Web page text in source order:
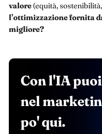
valore (equità,
l’ottimizzazione fornita
migliore?
Con l'IA
nel
po' qui.